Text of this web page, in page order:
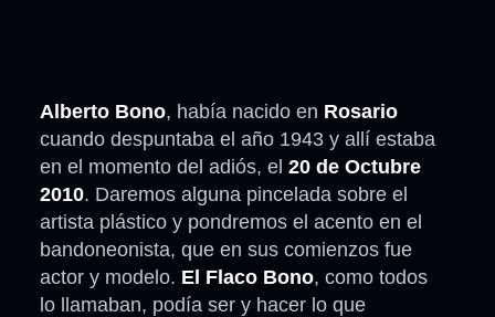
Alberto Bono, había nacido en Rosario
cuando despuntaba el año 1943 y allí estaba
en el momento del adiós, el 20 de Octubre
2010. Daremos alguna pincelada sobre el
artista plástico y pondremos el acento en el
bandoneonista, que en sus comienzos fue
actor y modelo. El Flaco Bono, como todos
lo llamaban, podía ser y hacer lo que